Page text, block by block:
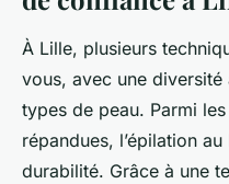
À Lille, plusieurs
vous, avec une
types de peau. Parmi
répandues, l’épilation
durabilité. Grâce à une